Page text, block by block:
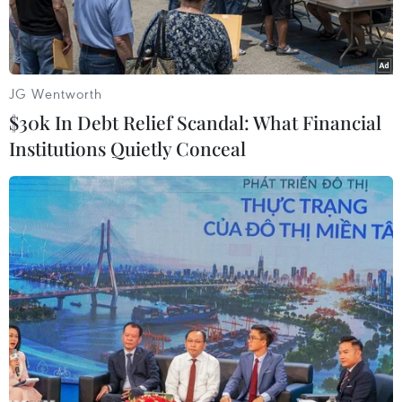
Tác phẩm "Điêu khắc ánh sáng" chân dung của các nhà khoa
học, danh họa, nhạc sỹ nổi tiếng trên thế giới của anh Bùi Văn
Tự. (Ảnh: Thùy Dung/TTXVN)
Biến những thân gỗ xù xì, những loại rác thải,
phế liệu trong sinh hoạt hằng ngày trở thành
những tác phẩm có ánh sáng kì ảo, có hồn, với
JG Wentworth
$30k In Debt Relief Scandal: What Financial
Institutions Quietly Conceal